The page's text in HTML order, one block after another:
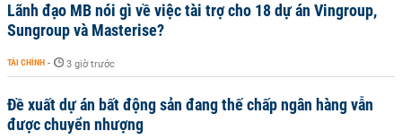
Lãnh đạo MB nói gì về việc tài trợ cho 18 dự án Vingroup,
Sungroup và Masterise?
TÀI CHÍNH - 3 giờ trước
Đề xuất dự án bất động sản đang thế chấp ngân hàng vẫn
được chuyển nhượng